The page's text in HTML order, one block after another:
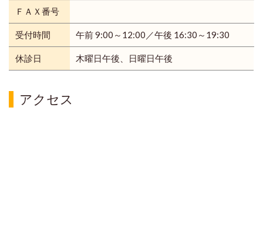
ＦＡＸ番号
受付時間 午前 9:00～12:00／午後 16:30～19:30
休診日 木曜日午後、日曜日午後
アクセス